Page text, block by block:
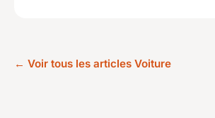
← Voir tous les articles Voiture